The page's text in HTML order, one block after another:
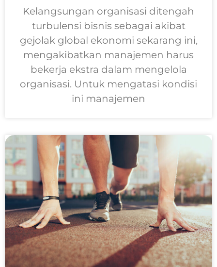
Kelangsungan organisasi ditengah
turbulensi bisnis sebagai akibat
gejolak global ekonomi sekarang ini,
mengakibatkan manajemen harus
bekerja ekstra dalam mengelola
organisasi. Untuk mengatasi kondisi
ini manajemen